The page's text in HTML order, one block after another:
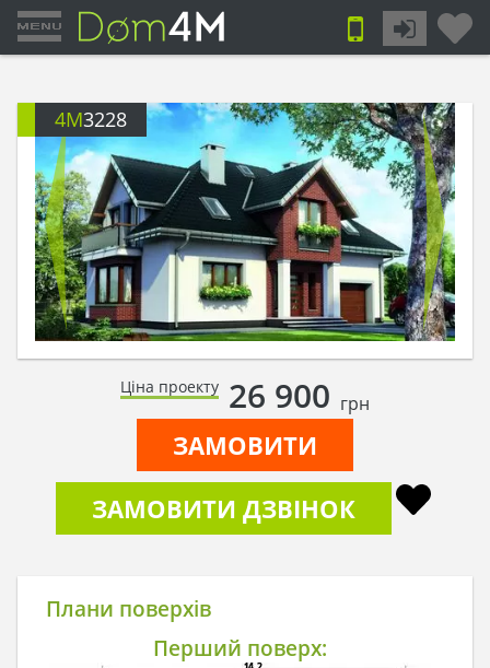
4M3228
Ціна проекту 26 900 грн
ЗАМОВИТИ
ЗАМОВИТИ ДЗВІНОК
Плани поверхів
Перший поверх: